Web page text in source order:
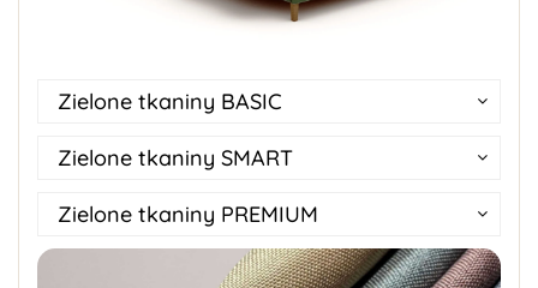
Zielone tkaniny BASIC
Zielone tkaniny SMART
Zielone tkaniny PREMIUM